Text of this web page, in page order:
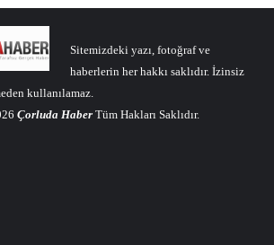
Sitemizdeki yazı, fotoğraf ve
haberlerin her hakkı saklıdır. İzinsiz
kullanılamaz.
Çorluda Haber Tüm Hakları Saklıdır.